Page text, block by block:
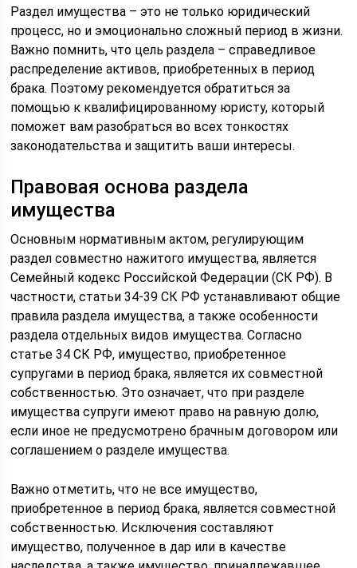
Раздел имущества – это не только юридический
процесс, но и эмоционально сложный период в жизни.
Важно помнить, что цель раздела – справедливое
распределение активов, приобретенных в период
брака. Поэтому рекомендуется обратиться за
помощью к квалифицированному юристу, который
поможет вам разобраться во всех тонкостях
законодательства и защитить ваши интересы.
Правовая основа раздела
имущества
Основным нормативным актом, регулирующим
раздел совместно нажитого имущества, является
Семейный кодекс Российской Федерации (СК РФ). В
частности, статьи 34-39 СК РФ устанавливают общие
правила раздела имущества, а также особенности
раздела отдельных видов имущества. Согласно
статье 34 СК РФ, имущество, приобретенное
супругами в период брака, является их совместной
собственностью. Это означает, что при разделе
имущества супруги имеют право на равную долю,
если иное не предусмотрено брачным договором или
соглашением о разделе имущества.
Важно отметить, что не все имущество,
приобретенное в период брака, является совместной
собственностью. Исключения составляют
имущество, полученное в дар или в качестве